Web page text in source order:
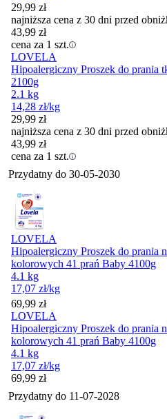
29,99 zł
najniższa cena z 30 dni przed
43,99 zł
cena za 1 szt.
LOVELA
Hipoalergiczny Proszek do prania
2100g
2.1 kg
14,28 zł/kg
29,99 zł
najniższa cena z 30 dni przed
43,99 zł
cena za 1 szt.
Przydatny do 30-05-2030
LOVELA
Hipoalergiczny Proszek do prania
kolorowych 41 prań Baby 4100g
4.1 kg
17,07 zł/kg
Cena
69,99 zł
LOVELA
Hipoalergiczny Proszek do prania
kolorowych 41 prań Baby 4100g
4.1 kg
17,07 zł/kg
Cena
69,99 zł
Przydatny do 11-07-2028